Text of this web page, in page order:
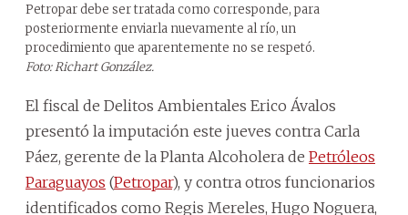
Petropar debe ser tratada como corresponde, para
posteriormente enviarla nuevamente al río, un
procedimiento que aparentemente no se respetó.
Foto: Richart González.
El fiscal de Delitos Ambientales Erico Ávalos
presentó la imputación este jueves contra Carla
Páez, gerente de la Planta Alcoholera de Petróleos
Paraguayos (Petropar), y contra otros funcionarios
identificados como Regis Mereles, Hugo Noguera,